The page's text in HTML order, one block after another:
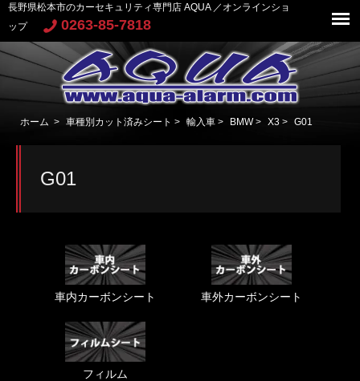
長野県松本市のカーセキュリティ専門店 AQUA ／オンラインショ
ップ
0263-85-7818
ホーム > 車種別カット済みシート > 輸入車 > BMW> X3 > G01
G01
車内カーボンシート 車外カーボンシート
フィルム